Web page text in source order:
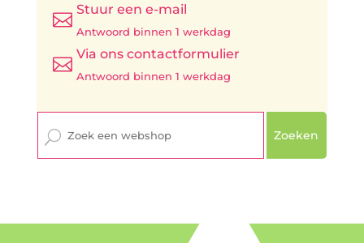

Stuur een e-mail
Antwoord binnen 1 werkdag

Via ons contactformulier
Antwoord binnen 1 werkdag
Zoeken